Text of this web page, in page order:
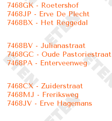
7468GK - Roetershof
7468JP - Erve De Plecht
7468BX - Het Reggedal
7468BV - Julianastraat
7468GC - Oude Pastoriestraat
7468PA - Enterveenweg
7468CX - Zuiderstraat
7468MJ - Freriksweg
7468JV - Erve Hagemans